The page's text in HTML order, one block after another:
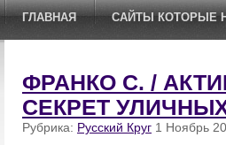
ГЛАВНАЯ САЙТЫ КОТОРЫЕ
ФРАНКО С. /
СЕКРЕТ
Рубрика: Русский Круг 1 Ноябрь